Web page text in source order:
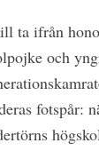
ta ifrån
och
fotspår: